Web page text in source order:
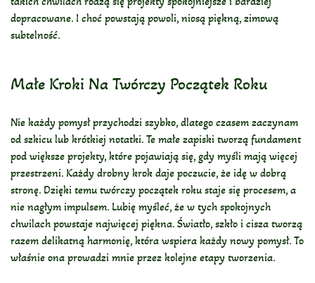
dopracowane. I choć powstają powoli, niosą piękną, zimową
subtelność.
Małe Kroki Na Twórczy Początek Roku
Nie każdy pomysł przychodzi szybko, dlatego czasem zaczynam
od szkicu lub krótkiej notatki. Te małe zapiski tworzą fundament
pod większe projekty, które pojawiają się, gdy myśli mają więcej
przestrzeni. Każdy drobny krok daje poczucie, że idę w dobrą
stronę. Dzięki temu twórczy początek roku staje się procesem, a
nie nagłym impulsem. Lubię myśleć, że w tych spokojnych
chwilach powstaje najwięcej piękna. Światło, szkło i cisza tworzą
razem delikatną harmonię, która wspiera każdy nowy pomysł. To
właśnie ona prowadzi mnie przez kolejne etapy tworzenia.